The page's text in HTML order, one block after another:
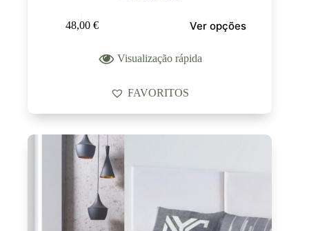
48,00 € Ver opções
Visualização rápida
FAVORITOS